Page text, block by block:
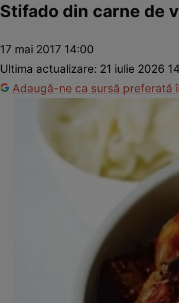
Stifado din carne de
17 mai 2017 14:00
Ultima actualizare: 21 iulie 2026
Adaugă-ne ca sursă preferată